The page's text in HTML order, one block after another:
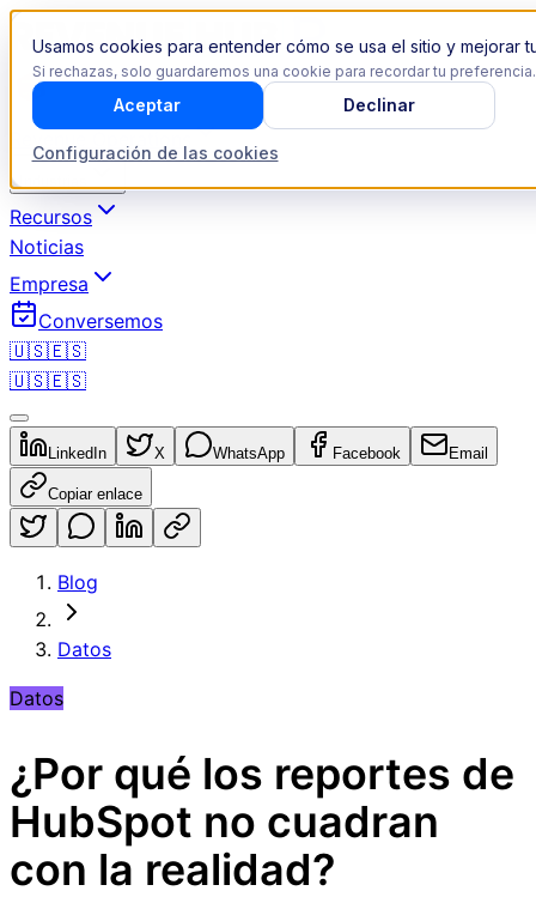
Usamos cookies para entender cómo se usa el sitio y
Si rechazas, solo guardaremos una cookie para recordar tu preferencia.
Configuración de las cookies
Aceptar Declinar
Recursos
Noticias
Empresa
Conversemos
🇺🇸🇪🇸
🇺🇸🇪🇸
LinkedIn X WhatsApp Facebook Email
Copiar enlace
Blog
Datos
Datos
¿Por qué los reportes de
HubSpot no cuadran
con la realidad?